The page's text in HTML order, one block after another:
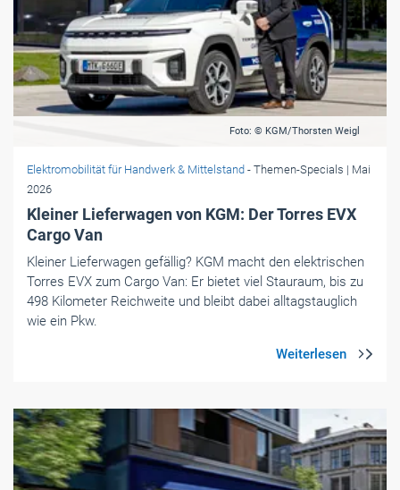
Foto: © KGM/Thorsten Weigl
Elektromobilität für Handwerk & Mittelstand - Themen-Specials | Mai
2026
Kleiner Lieferwagen von KGM: Der Torres EVX
Cargo Van
Kleiner Lieferwagen gefällig? KGM macht den elektrischen
Torres EVX zum Cargo Van: Er bietet viel Stauraum, bis zu
498 Kilometer Reichweite und bleibt dabei alltagstauglich
wie ein Pkw.